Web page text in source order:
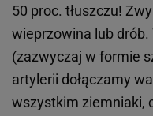
50 proc. tłuszczu!
wieprzowina lub
(zazwyczaj w formie
artylerii dołączamy
wszystkim ziemniaki,